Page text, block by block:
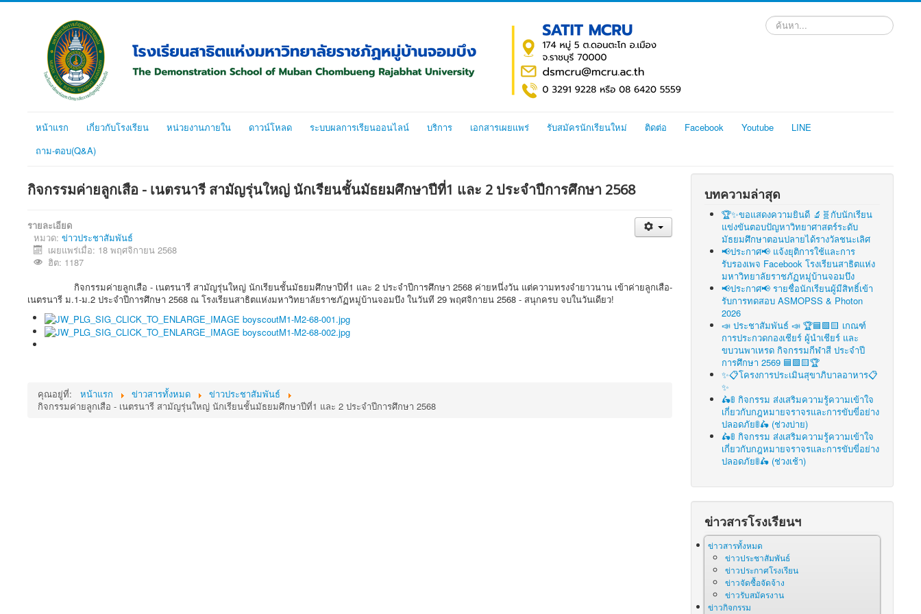
ค้นหา...
หน้าแรก เกี่ยวกับโรงเรียน หน่วยงานภายใน ดาวน์โหลด ระบบผลการเรียนออนไลน์ บริการ เอกสารเผยแพร่ รับสมัครนักเรียนใหม่ ติดต่อ Facebook Youtube
LINE
ถาม-ตอบ(Q&A)
กิจกรรมค่ายลูกเสือ - เนตรนารี สามัญรุ่นใหญ่ นักเรียนชั้นมัธยมศึกษาปีที่1 และ 2 ประจำปีการศึกษา 2568
รายละเอียด
หมวด: ข่าวประชาสัมพันธ์
เผยแพร่เมื่อ: 18 พฤศจิกายน 2568
ฮิต: 1187
กิจกรรมค่ายลูกเสือ - เนตรนารี สามัญรุ่นใหญ่ นักเรียนชั้นมัธยมศึกษาปีที่1 และ 2 ประจำปีการศึกษา 2568 ค่ายหนึ่งวัน แต่ความทรงจำยาวนาน เข้าค่ายลูกเสือ-
เนตรนารี ม.1-ม.2 ประจำปีการศึกษา 2568 ณ โรงเรียนสาธิตแห่งมหาวิทยาลัยราชภัฏหมู่บ้านจอมบึง ในวันที 29 พฤศจิกายน 2568 - สนุกครบ จบในวันเดียว!
คุณอยู่ที่: หน้าแรก ข่าวสารทั้งหมด
ข่าวประชาสัมพันธ์
กิจกรรมค่ายลูกเสือ - เนตรนารี สามัญรุ่นใหญ่ นักเรียนชั้นมัธยมศึกษาปีที่1 และ 2 ประจำปีการศึกษา 2568
บทความล่าสุด
🏆✨ขอแสดงความยินดี 🔬🧬กับนักเรียน
แข่งขันตอบปัญหาวิทยาศาสตร์ระดับ
มัธยมศึกษาตอนปลายได้รางวัลชนะเลิศ
📢ประกาศ📢 แจ้งยุติการใช้และการ
รับรองเพจ Facebook โรงเรียนสาธิตแห่ง
มหาวิทยาลัยราชภัฏหมู่บ้านจอมบึง
📢ประกาศ📢 รายชื่อนักเรียนผู้มีสิทธิ์เข้า
รับการทดสอบ ASMOPSS & Photon
2026
📣 ประชาสัมพันธ์ 📣 🏆🟦🟩🟨 เกณฑ์
การประกวดกองเชียร์ ผู้นำเชียร์ และ
ขบวนพาเหรด กิจกรรมกีฬาสี ประจำปี
การศึกษา 2569 🟦🟩🟨🏆
✨📋โครงการประเมินสุขาภิบาลอาหาร📋
✨
🛵🚦 กิจกรรม ส่งเสริมความรู้ความเข้าใจ
เกี่ยวกับกฎหมายจราจรและการขับขี่อย่าง
ปลอดภัย🚦🛵 (ช่วงบ่าย)
🛵🚦 กิจกรรม ส่งเสริมความรู้ความเข้าใจ
เกี่ยวกับกฎหมายจราจรและการขับขี่อย่าง
ปลอดภัย🚦🛵 (ช่วงเช้า)
ข่าวสารโรงเรียนฯ
ข่าวสารทั้งหมด
ข่าวประชาสัมพันธ์
ข่าวประกาศโรงเรียน
ข่าวจัดซื้อจัดจ้าง
ข่าวรับสมัครงาน
ข่าวกิจกรรม